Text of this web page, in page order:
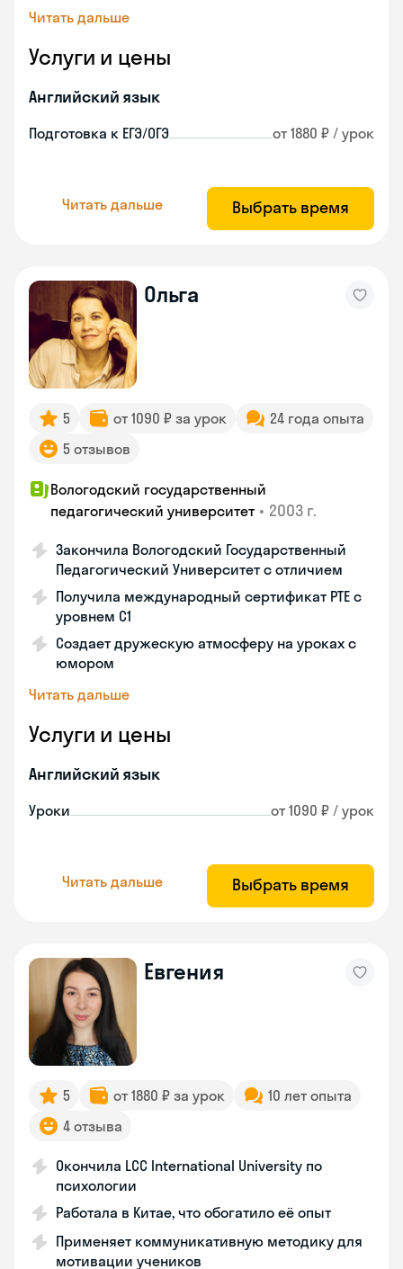
Читать дальше
Услуги и цены
Английский язык
Подготовка к ЕГЭ/ОГЭ от 1880 ₽ / урок
Читать дальше Выбрать время
Ольга
5 от 1090 ₽ за урок
24 года опыта
5 отзывов
Вологодский государственный
педагогический университет • 2003 г.
Закончила Вологодский Государственный
Педагогический Университет с отличием
Получила международный сертификат PTE с
уровнем C1
Создает дружескую атмосферу на уроках с
юмором
Читать дальше
Услуги и цены
Английский язык
Уроки от 1090 ₽ / урок
Читать дальше Выбрать время
Евгения
5 от 1880 ₽ за урок
10 лет опыта
4 отзыва
Окончила LCC International University по
психологии
Работала в Китае, что обогатило её опыт
Применяет коммуникативную методику для
мотивации учеников